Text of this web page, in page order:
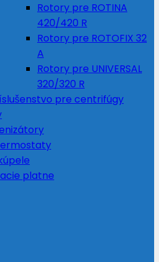
Rotory pre ROTINA
420/420 R
Rotory pre ROTOFIX 32
A
Rotory pre UNIVERSAL
320/320 R
pre centrifúgy
platne